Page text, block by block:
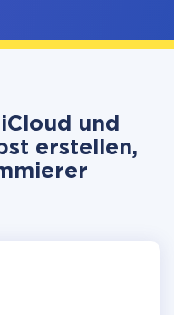
und
erstellen,